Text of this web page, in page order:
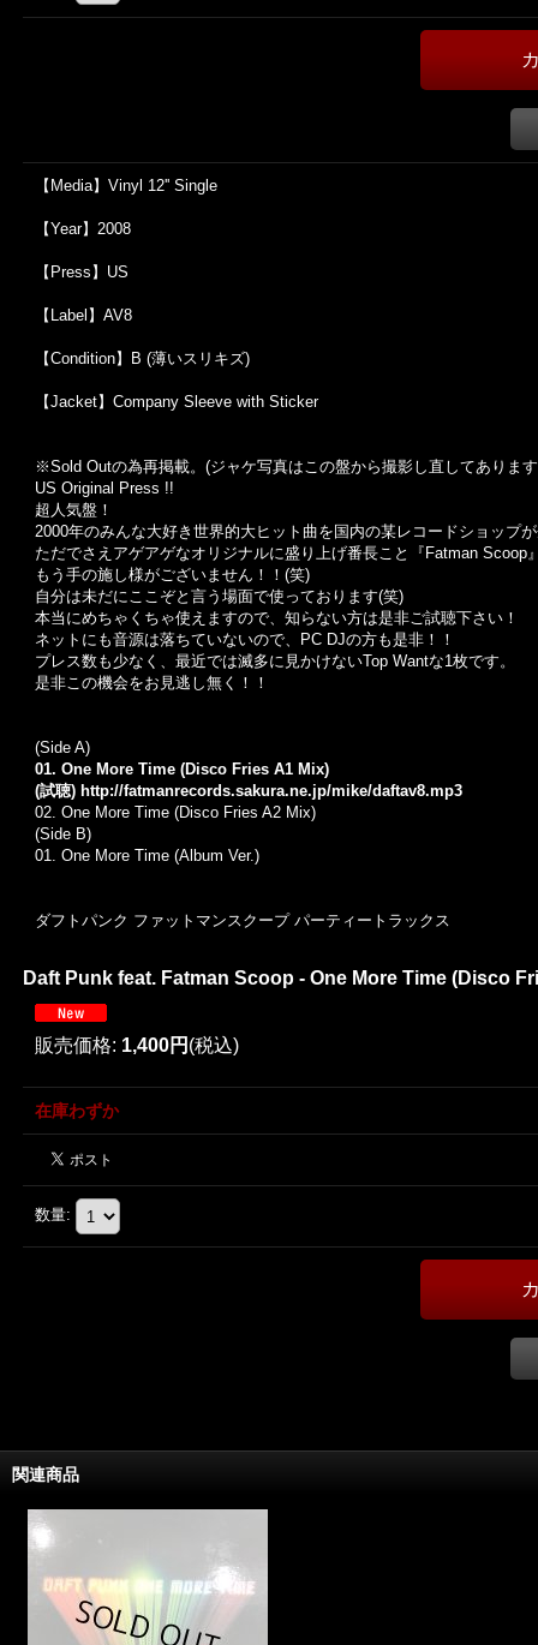
【Media】Vinyl 12'' Single
【Year】2008
【Press】US
【Label】AV8
【Condition】B (薄いスリキズ)
【Jacket】Company Sleeve with Sticker
※Sold Outの為再掲載。 (ジャケ写真はこの盤から撮影し直してありま
US Original Press !!
超人気盤！
2000年のみんな大好き世界的大ヒット曲を国内の某レコードショップ
ただでさえアゲアゲなオリジナルに盛り上げ番長こと『Fatman
もう手の施し様がございません！！(笑)
自分は未だにここぞと言う場面で使っております(笑)
本当にめちゃくちゃ使えますので、知らない方は是非ご試聴下さい！
ネットにも音源は落ちていないので、PC DJの方も是非！！
プレス数も少なく、最近では滅多に見かけないTop Wantな1枚です。
是非この機会をお見逃し無く！！
(Side A)
01. One More Time (Disco Fries A1 Mix)
(試聴) http://fatmanrecords.sakura.ne.jp/mike/daftav8.mp3
02. One More Time (Disco Fries A2 Mix)
(Side B)
01. One More Time (Album Ver.)
ダフトパンク ファットマンスクープ パーティートラックス
Daft Punk feat. Fatman Scoop - One More Time (Disco
販売価格: 1,400円 (税込)
在庫わずか
数量:
関連商品